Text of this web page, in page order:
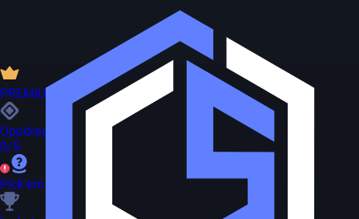
PREMIUM
Oppdrag
0/5
Pick'em